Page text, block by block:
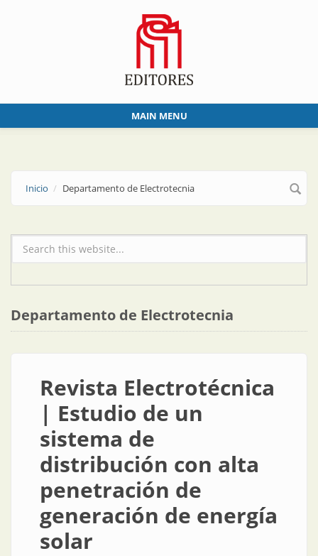
MAIN MENU
Inicio Departamento de Electrotecnia
Formulario de búsqueda
Departamento de Electrotecnia
Revista Electrotécnica
| Estudio de un
sistema de
distribución con alta
penetración de
generación de energía
solar